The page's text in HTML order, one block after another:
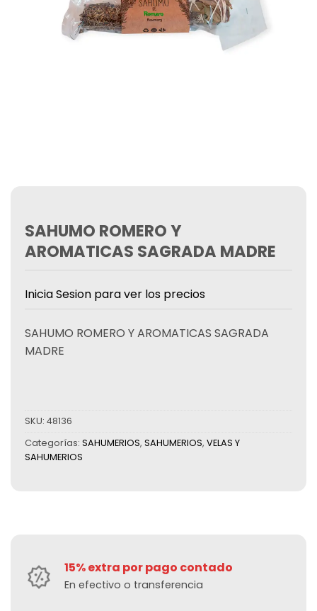
SAHUMO ROMERO Y
AROMATICAS SAGRADA MADRE
Inicia Sesion para ver los precios
SAHUMO ROMERO Y AROMATICAS SAGRADA
MADRE
SKU: 48136
Categorías: SAHUMERIOS, SAHUMERIOS, VELAS Y
SAHUMERIOS
15% extra por pago contado
En efectivo o transferencia